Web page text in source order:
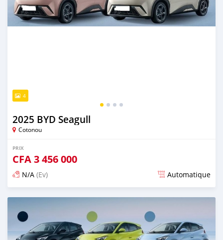
4
2025 BYD Seagull
Cotonou
PRIX
CFA3 456 000
N/A (Ev) Automatique
Publié il y a 13 jours